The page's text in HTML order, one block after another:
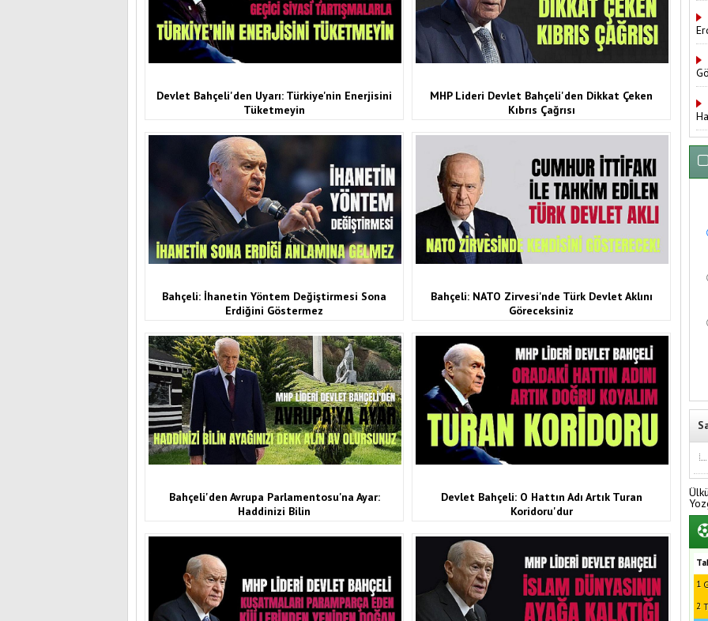
Devlet Bahçeli'den Uyarı: Türkiye'nin Enerjisini
Tüketmeyin
MHP Lideri Devlet Bahçeli'den Dikkat Çeken
Kıbrıs Çağrısı
Bahçeli: İhanetin Yöntem Değiştirmesi Sona
Erdiğini Göstermez
Bahçeli: NATO Zirvesi'nde Türk Devlet Aklını
Göreceksiniz
Bahçeli'den Avrupa Parlamentosu'na Ayar:
Haddinizi Bilin
Devlet Bahçeli: O Hattın Adı Artık Turan
Koridoru'dur
1
2